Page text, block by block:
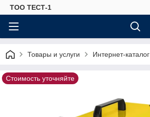
ТОО ТЕСТ-1
Товары и услуги Интернет-каталог
Стоимость уточняйте